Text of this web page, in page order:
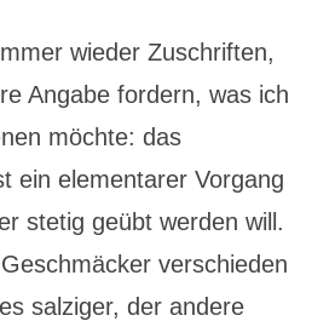
wieder Zuschriften,
Angabe fordern, was ich
möchte: das
ein elementarer Vorgang
stetig geübt werden will.
verschieden
salziger, der andere